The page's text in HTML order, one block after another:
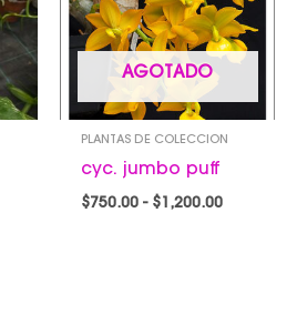
AGOTADO
PLANTAS DE COLECCION
cyc. jumbo puff
$750.00 - $1,200.00
hasta
$1,200.00